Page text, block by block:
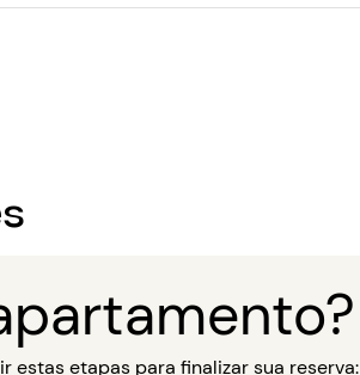
estas etapas para finalizar sua reserva: